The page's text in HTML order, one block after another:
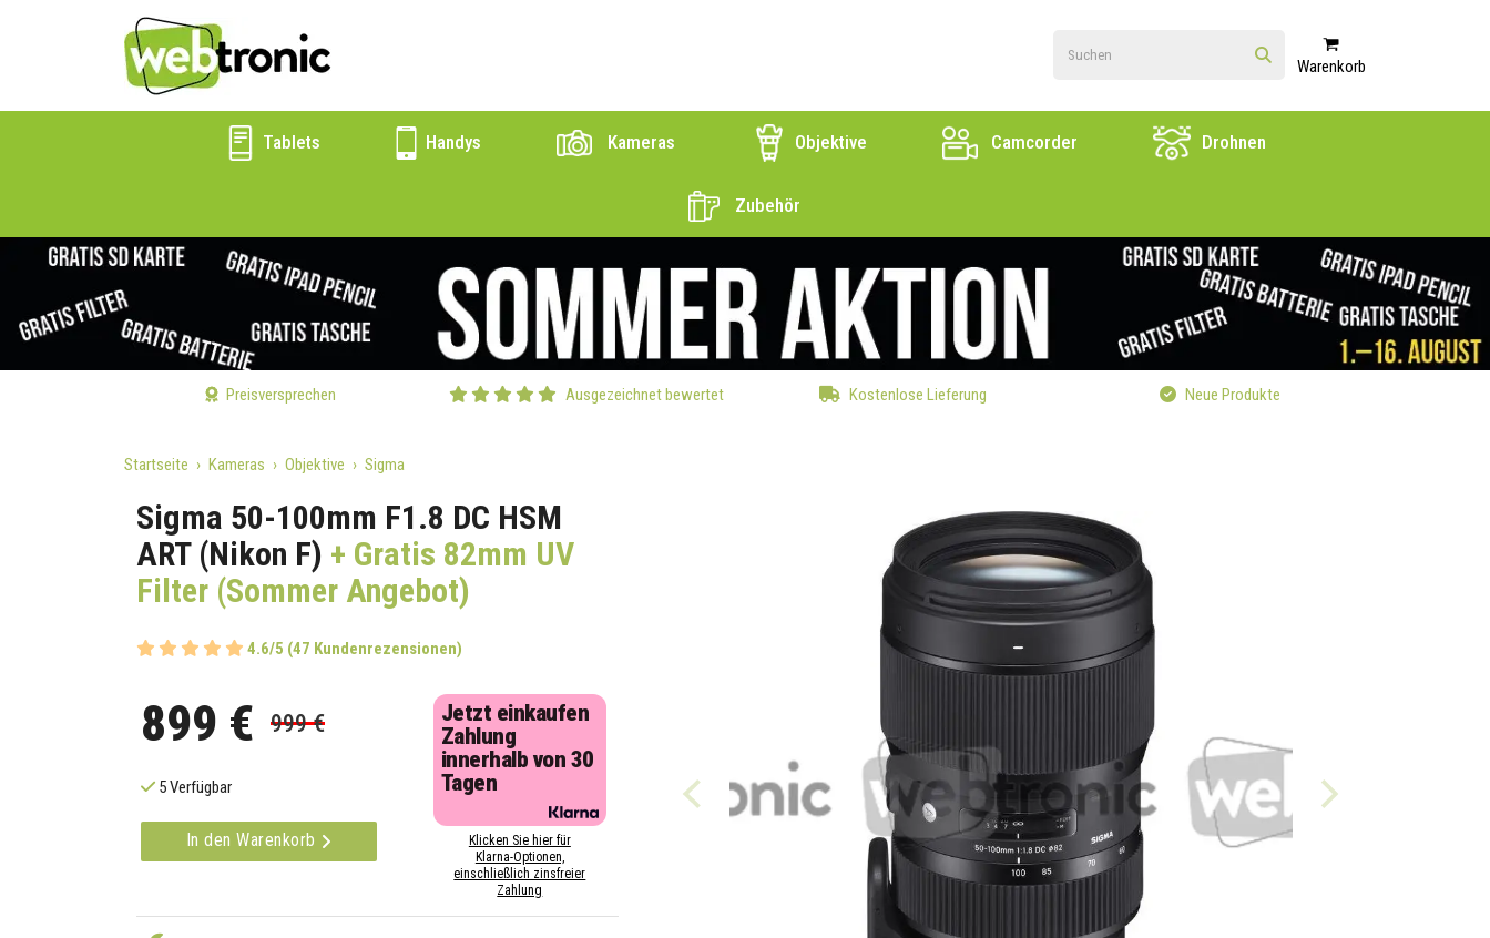
Warenkorb
Tablets Handys Kameras Objektive Camcorder Drohnen
Zubehör
Preisversprechen Ausgezeichnet bewertet Kostenlose Lieferung Neue Produkte
Startseite Kameras Objektive Sigma
Sigma 50-100mm F1.8 DC HSM
ART (Nikon F) + Gratis 82mm UV
Filter (Sommer Angebot)
4.6/5 (47 Kundenrezensionen)
899 € 999 €
5 Verfügbar
In den Warenkorb
Jetzt einkaufen
Zahlung
innerhalb von 30
Tagen
Klicken Sie hier für
Klarna-Optionen,
einschließlich zinsfreier
Zahlung